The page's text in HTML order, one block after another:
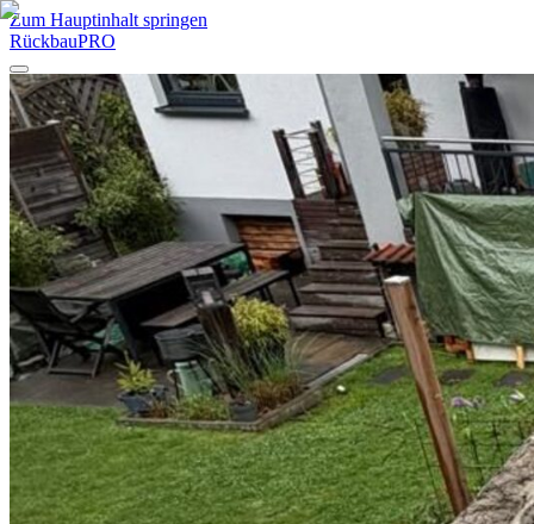
Zum Hauptinhalt springen
RückbauPRO